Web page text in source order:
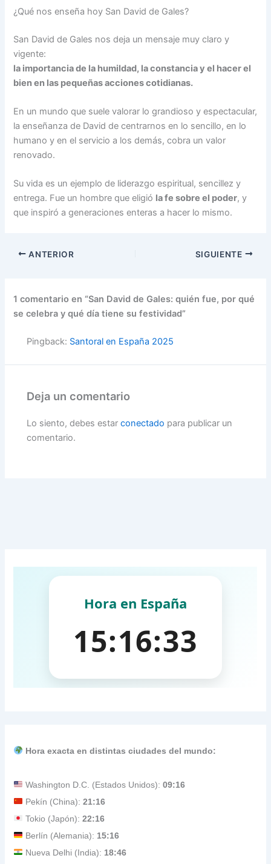
¿Qué nos enseña hoy San David de Gales?
San David de Gales nos deja un mensaje muy claro y
vigente:
la importancia de la humildad, la constancia y el hacer el
bien en las pequeñas acciones cotidianas.
En un mundo que suele valorar lo grandioso y espectacular,
la enseñanza de David de centrarnos en lo sencillo, en lo
humano y en el servicio a los demás, cobra un valor
renovado.
Su vida es un ejemplo de liderazgo espiritual, sencillez y
entrega. Fue un hombre que eligió la fe sobre el poder, y
que inspiró a generaciones enteras a hacer lo mismo.
ANTERIOR SIGUIENTE
1 comentario en “San David de Gales: quién fue, por qué
se celebra y qué día tiene su festividad”
Pingback: Santoral en España 2025
Deja un comentario
Lo siento, debes estarconectado para publicar un
comentario.
Hora exacta en distintas ciudades del mundo:
Washington D.C. (Estados Unidos):09:16
Pekín (China):21:16
Tokio (Japón):22:16
Berlín (Alemania): 15:16
Nueva Delhi (India): 18:46